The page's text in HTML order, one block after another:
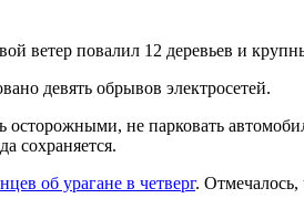
ветер повалил 12 деревьев и
девять обрывов электросетей.
осторожными, не парковать
сохраняется.
об урагане в четверг.